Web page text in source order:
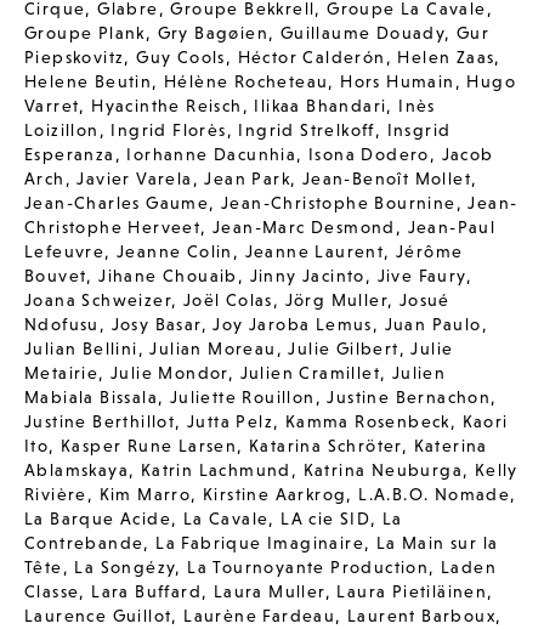
Cirque,Glabre,Groupe Bekkrell,Groupe La Cavale,
Groupe Plank, Gry Bagøien, Guillaume Douady,Gur
Piepskovitz,Guy Cools, Héctor Calderón , Helen Zaas,
Helene Beutin, Hélène Rocheteau, Hors Humain , Hugo
Varret, Hyacinthe Reisch , Ilikaa Bhandari, Inès
Loizillon , Ingrid Florès, Ingrid Strelkoff, Insgrid
Esperanza , Iorhanne Dacunhia, Isona Dodero, Jacob
Arch ,Javier Varela ,Jean Park, Jean-Benoît Mollet,
Jean-Charles Gaume,Jean-Christophe Bournine,Jean-
Christophe Herveet,Jean-Marc Desmond , Jean-Paul
Lefeuvre,Jeanne Colin , Jeanne Laurent,Jérôme
Bouvet,Jihane Chouaib , Jinny Jacinto, Jive Faury,
Joana Schweizer, Joël Colas, Jörg Muller, Josué
Ndofusu , Josy Basar,Joy Jaroba Lemus, Juan Paulo,
Julian Bellini,Julian Moreau ,Julie Gilbert,Julie
Metairie,Julie Mondor, Julien Cramillet, Julien
Mabiala Bissala, Juliette Rouillon ,Justine Bernachon,
Justine Berthillot,Jutta Pelz, Kamma Rosenbeck, Kaori
Ito, Kasper Rune Larsen, Katarina Schröter, Katerina
Ablamskaya, Katrin Lachmund , Katrina Neuburga, Kelly
Rivière, Kim Marro, Kirstine Aarkrog, L.A.B.O. Nomade,
La Barque Acide, La Cavale, LA cie SID, La
Contrebande, La Fabrique Imaginaire, La Main sur la
Tête, La Songézy, La Tournoyante Production, Laden
Classe, Lara Buffard, Laura Muller, Laura Pietiläinen,
Laurence Guillot, Laurène Fardeau, Laurent Barboux,